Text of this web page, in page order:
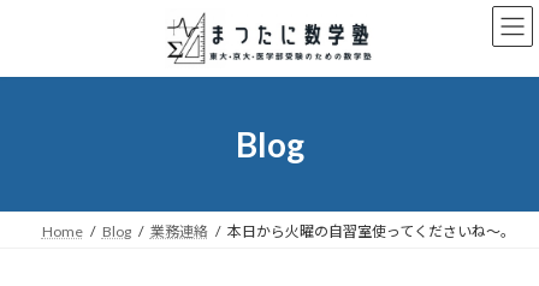
ン
ー
Blog
Home Blog 業務連絡 本日から火曜の自習室使ってくださいね～。